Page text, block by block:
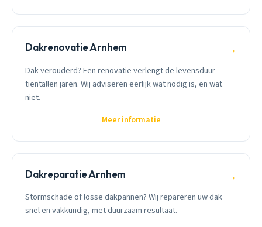
Dakrenovatie Arnhem →
Dak verouderd? Een renovatie verlengt de levensduur
tientallen jaren. Wij adviseren eerlijk wat nodig is, en wat
niet.
Meer informatie
Dakreparatie Arnhem →
Stormschade of losse dakpannen? Wij repareren uw dak
snel en vakkundig, met duurzaam resultaat.